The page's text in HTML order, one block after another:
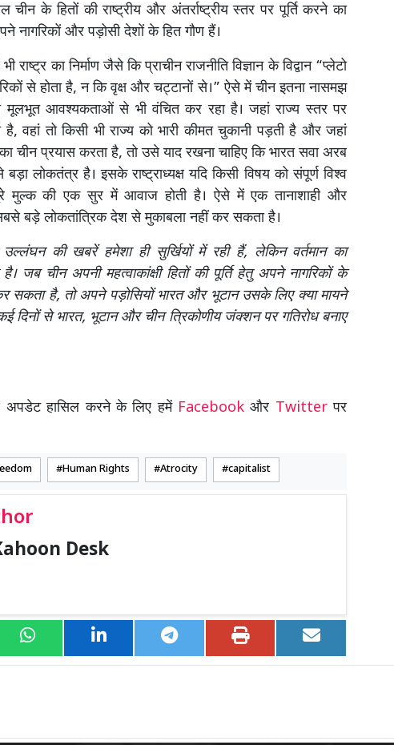
चीन के हितों की राष्ट्रीय और अंतर्राष्ट्रीय स्तर पर पूर्ति करने का
नागरिकों और पड़ोसी देशों के हित गौण हैं।
का निर्माण जैसे कि प्राचीन राजनीति विज्ञान के विद्वान “प्लेटो
से होता है, न कि वृक्ष और चट्टानों से।” ऐसे में चीन इतना नासमझ
आवश्यकताओं से भी वंचित कर रहा है। जहां राज्य स्तर पर
है, वहां तो किसी भी राज्य को भारी कीमत चुकानी पड़ती है और जहां
चीन प्रयास करता है, तो उसे याद रखना चाहिए कि भारत सवा अरब
लोकतंत्र है। इसके राष्ट्राध्यक्ष यदि किसी विषय को संपूर्ण विश्व
मुल्क की एक सुर में आवाज होती है। ऐसे में एक तानाशाही और
बड़े लोकतांत्रिक देश से मुकाबला नहीं कर सकता है।
की खबरें हमेशा ही सुर्खियों में रही हैं, लेकिन वर्तमान का
जब चीन अपनी महत्वाकांक्षी हितों की पूर्ति हेतु अपने नागरिकों के
कर सकता है, तो अपने पड़ोसियों भारत और भूटान उसके लिए क्या मायने
दिनों से भारत, भूटान और चीन त्रिकोणीय जंक्शन पर गतिरोध बनाए
हासिल करने के लिए हमें Facebookऔर Twitterपर
Human Rights Atrocity capitalist
Desk